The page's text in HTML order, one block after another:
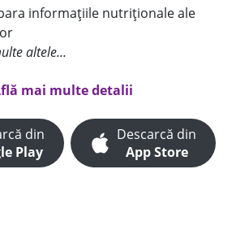
informațiile nutriționale ale
altele...
mai multe detalii
din
Play
Descarcă din
App Store